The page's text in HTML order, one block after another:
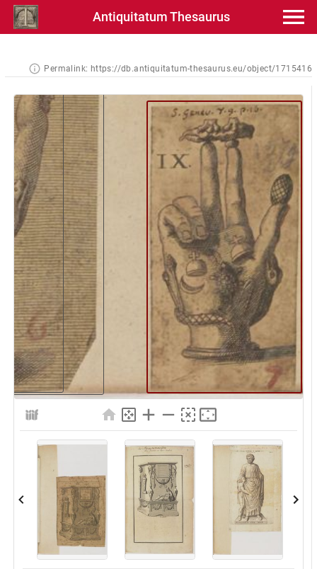
Antiquitatum Thesaurus
Permalink: https://db.antiquitatum-thesaurus.eu/object/1715416